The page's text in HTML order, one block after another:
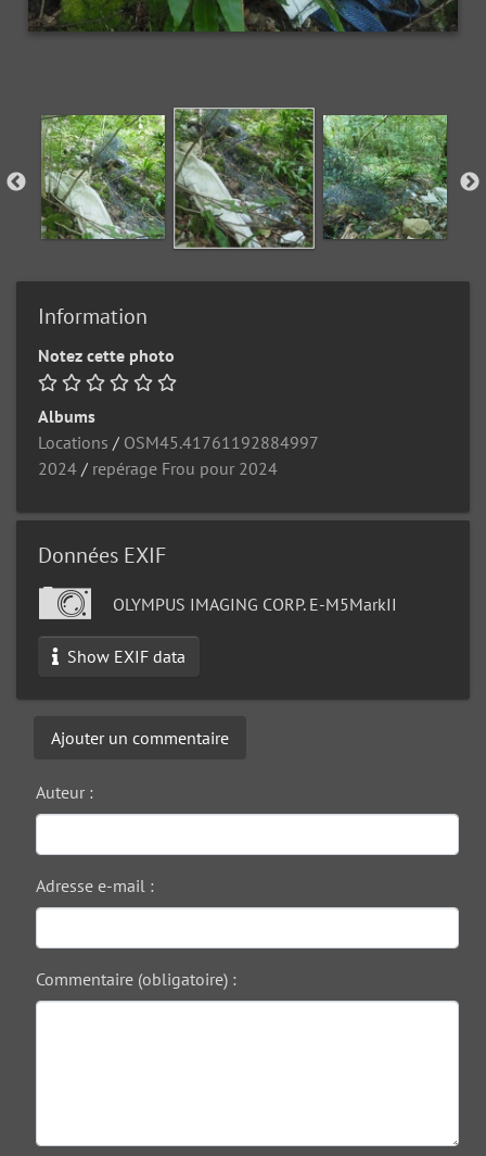
Information
Notez cette photo
Albums
Locations / OSM45.41761192884997
2024 / repérage Frou pour 2024
Données EXIF
OLYMPUS IMAGING CORP. E-M5MarkII
Show EXIF data
Ajouter un commentaire
Auteur :
Adresse e-mail :
Commentaire (obligatoire) :